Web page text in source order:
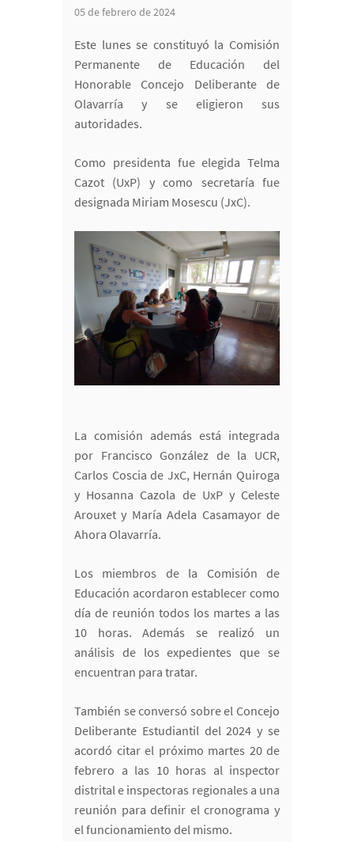
05 de febrero de 2024
Este lunes se constituyó la Comisión
Permanente de Educación del
Honorable Concejo Deliberante de
Olavarría y se eligieron sus
autoridades.
Como presidenta fue elegida Telma
Cazot (UxP) y como secretaría fue
designada Miriam Mosescu (JxC).
La comisión además está integrada
por Francisco González de la UCR,
Carlos Coscia de JxC, Hernán Quiroga
y Hosanna Cazola de UxP y Celeste
Arouxet y María Adela Casamayor de
Ahora Olavarría.
Los miembros de la Comisión de
Educación acordaron establecer como
día de reunión todos los martes a las
10 horas. Además se realizó un
análisis de los expedientes que se
encuentran para tratar.
También se conversó sobre el Concejo
Deliberante Estudiantil del 2024 y se
acordó citar el próximo martes 20 de
febrero a las 10 horas al inspector
distrital e inspectoras regionales a una
reunión para definir el cronograma y
el funcionamiento del mismo.